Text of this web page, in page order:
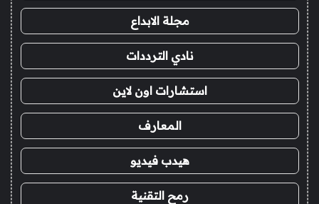
مجلة الابداع
نادي الترددات
استشارات اون لاين
المعارف
هيدب فيديو
رمح التقنية